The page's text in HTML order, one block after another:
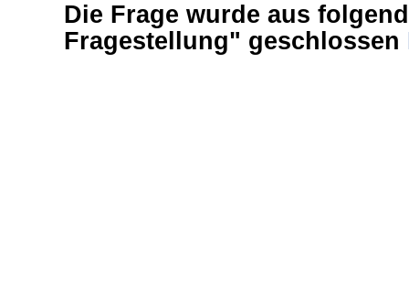
Die Frage wurde aus
Fragestellung" geschlossen